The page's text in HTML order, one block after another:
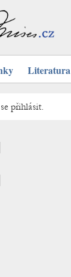
Literatura
přihlásit.